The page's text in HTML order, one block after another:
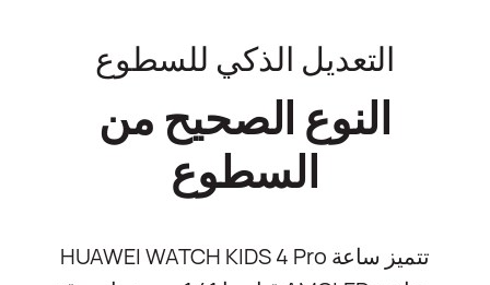
التعديل الذكي للسطوع
النوع الصحيح من
السطوع
تتميز ساعة HUAWEI WATCH KIDS 4 Pro